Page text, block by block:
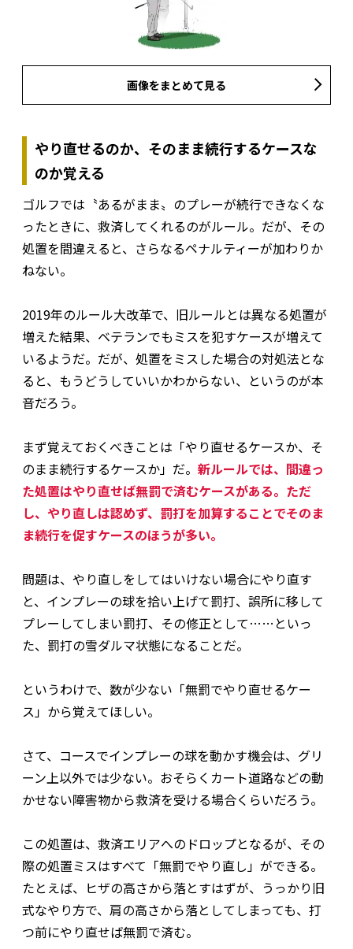
画像をまとめて見る
やり直せるのか、そのまま続行するケースな
のか覚える
ゴルフでは〝あるがまま〟のプレーが続行できなくな
ったときに、救済してくれるのがルール。だが、その
処置を間違えると、さらなるペナルティーが加わりか
ねない。
2019年のルール大改革で、旧ルールとは異なる処置が
増えた結果、ベテランでもミスを犯すケースが増えて
いるようだ。だが、処置をミスした場合の対処法とな
ると、もうどうしていいかわからない、というのが本
音だろう。
まず覚えておくべきことは「やり直せるケースか、そ
のまま続行するケースか」だ。 新ルールでは、間違っ
た処置はやり直せば無罰で済むケースがある。ただ
し、やり直しは認めず、罰打を加算することでそのま
ま続行を促すケースのほうが多い。
問題は、やり直しをしてはいけない場合にやり直す
と、インプレーの球を拾い上げて罰打、誤所に移して
プレーしてしまい罰打、その修正として……といっ
た、罰打の雪ダルマ状態になることだ。
というわけで、数が少ない「無罰でやり直せるケー
ス」から覚えてほしい。
さて、コースでインプレーの球を動かす機会は、グリ
ーン上以外では少ない。おそらくカート道路などの動
かせない障害物から救済を受ける場合くらいだろう。
この処置は、救済エリアへのドロップとなるが、その
際の処置ミスはすべて「無罰でやり直し」ができる。
たとえば、ヒザの高さから落とすはずが、うっかり旧
式なやり方で、肩の高さから落としてしまっても、打
つ前にやり直せば無罰で済む。